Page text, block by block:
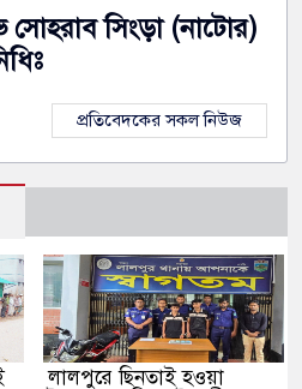
সিংড়া (নাটোর)
প্রতিবেদকের সকল নিউজ
লালপুরে ছিনতাই হওয়া